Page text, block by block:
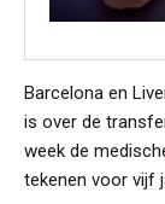
Barcelona en
is over de
week de
tekenen voor vijf